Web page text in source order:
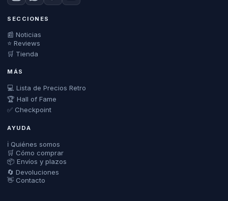
SECCIONES
📰 Noticias
⭐ Reviews
🛒 Tienda
MÁS
💻 Lista de Precios Retro
🏆 Hall of Fame
✅ Checkpoint
AYUDA
ℹ️ Quiénes somos
🛒 Cómo comprar
📦 Envíos y plazos
🔄 Devoluciones
👋 Contacto